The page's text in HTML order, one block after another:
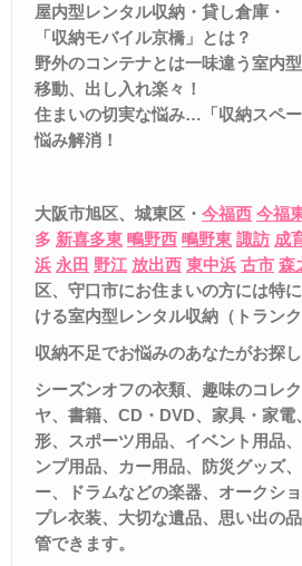
屋内型レンタル収納・貸し倉庫・
「収納モバイル京橋」とは？
野外のコンテナとは一味違う室内
移動、出し入れ楽々！
住まいの切実な悩み… 「収納スペ
悩み解消！
大阪市旭区、城東区・ 今福西 今福
多 新喜多東 鴫野西 鴫野東 諏訪 成
浜 永田 野江 放出西 東中浜 古市 森
区、守口市にお住まいの方には特
ける室内型レンタル収納（トランク
収納不足でお悩みのあなたがお探
シーズンオフの衣類、趣味のコレ
ヤ、書籍、 CD ・ DVD、家具・家電
形、スポーツ用品、イベント用品
ンプ用品、カー用品、防災グッズ
ー、ドラムなどの楽器、オークシ
プレ衣装、大切な遺品、思い出の
管できます。